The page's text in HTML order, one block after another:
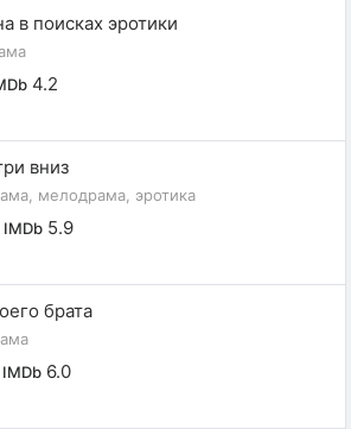
в поисках эротики
4.2
вниз
мелодрама, эротика
IMDb 5.9
брата
IMDb 6.0